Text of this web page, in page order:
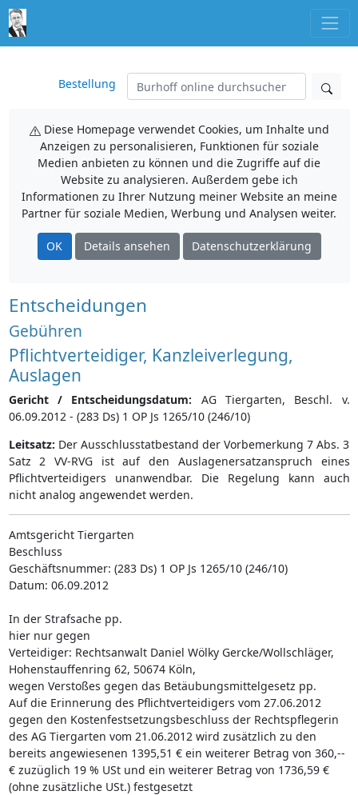
Bestellung
Diese Homepage verwendet Cookies, um Inhalte und
Anzeigen zu personalisieren, Funktionen für soziale
Medien anbieten zu können und die Zugriffe auf die
Website zu analysieren. Außerdem gebe ich
Informationen zu Ihrer Nutzung meiner Website an meine
Partner für soziale Medien, Werbung und Analysen weiter.
OK Details ansehen Datenschutzerklärung
Entscheidungen
Gebühren
Pflichtverteidiger, Kanzleiverlegung,
Auslagen
Gericht / Entscheidungsdatum: AG Tiergarten, Beschl. v.
06.09.2012 - (283 Ds) 1 OP Js 1265/10 (246/10)
Leitsatz: Der Ausschlusstatbestand der Vorbemerkung 7 Abs. 3
Satz 2 VV-RVG ist auf den Auslagenersatzanspruch eines
Pflichtverteidigers unanwendbar. Die Regelung kann auch
nicht analog angewendet werden.
Amtsgericht Tiergarten
Beschluss
Geschäftsnummer: (283 Ds) 1 OP Js 1265/10 (246/10)
Datum: 06.09.2012
In der Strafsache pp.
hier nur gegen
Verteidiger: Rechtsanwalt Daniel Wölky Gercke/Wollschläger,
Hohenstauffenring 62, 50674 Köln,
wegen Verstoßes gegen das Betäubungsmittelgesetz pp.
Auf die Erinnerung des Pflichtverteidigers vom 27.06.2012
gegen den Kostenfestsetzungsbeschluss der Rechtspflegerin
des AG Tiergarten vom 21.06.2012 wird zusätzlich zu den
bereits angewiesenen 1395,51 € ein weiterer Betrag von 360,--
€ zuzüglich 19 % USt und ein weiterer Betrag von 1736,59 €
(ohne zusätzliche USt.) festgesetzt